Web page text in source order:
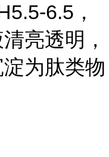
6.5，
亮透明，
为肽类物